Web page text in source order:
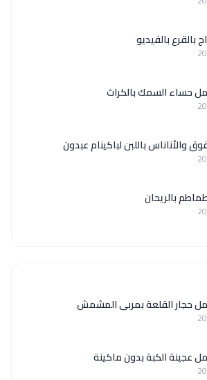
بالقرع بالفيديو
حساء السمك بالكراث
والأناناس باللبن لباكينام عبدون
بالريحان
حجار القلعة بمربى المشمش
عجينة الكبة بدون ماكينة